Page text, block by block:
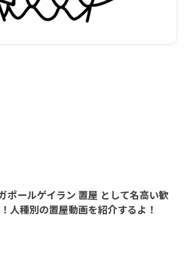
ポールゲイラン 置屋 として名高い歓
人種別の置屋動画を紹介するよ！